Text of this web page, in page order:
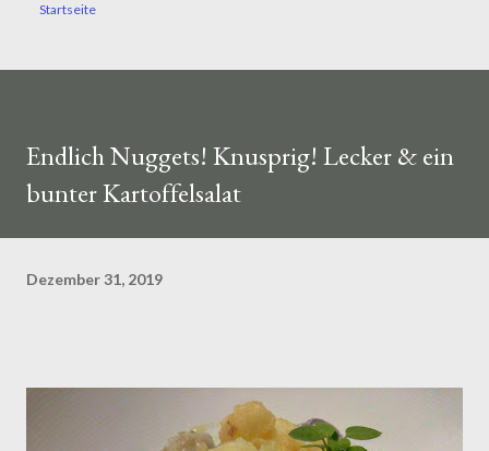
Startseite
Endlich Nuggets! Knusprig! Lecker & ein
bunter Kartoffelsalat
Dezember 31, 2019